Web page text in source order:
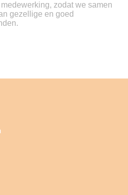
zodat we samen
gezellige en goed